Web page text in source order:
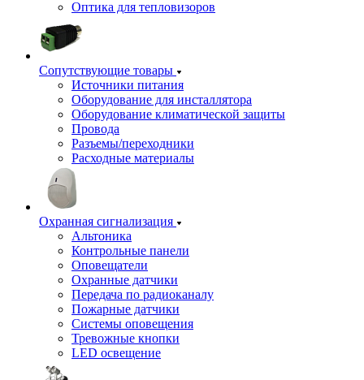
Оптика для тепловизоров
Сопутствующие товары
Источники питания
Оборудование для инсталлятора
Оборудование климатической защиты
Провода
Разъемы/переходники
Расходные материалы
Охранная сигнализация
Альтоника
Контрольные панели
Оповещатели
Охранные датчики
Передача по радиоканалу
Пожарные датчики
Системы оповещения
Тревожные кнопки
LED освещение